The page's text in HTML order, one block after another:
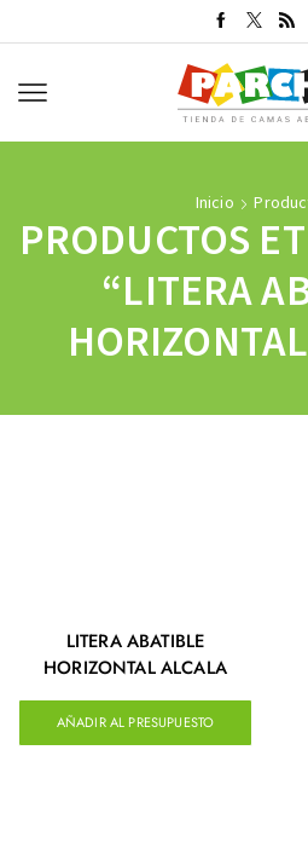
Inicio
PRODUCTOS
“LITERA
LITERA ABATIBLE
HORIZONTAL ALCALA
AÑADIR AL PRESUPUESTO